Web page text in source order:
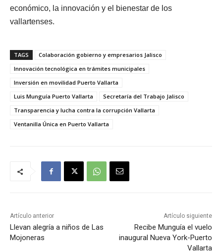
económico, la innovación y el bienestar de los
vallartenses.
TAGS
Colaboración gobierno y empresarios Jalisco
Innovación tecnológica en trámites municipales
Inversión en movilidad Puerto Vallarta
Luis Munguía Puerto Vallarta
Secretaría del Trabajo Jalisco
Transparencia y lucha contra la corrupción Vallarta
Ventanilla Única en Puerto Vallarta
Artículo anterior
Llevan alegría a niños de Las
Mojoneras
Artículo siguiente
Recibe Munguía el vuelo
inaugural Nueva York-Puerto
Vallarta